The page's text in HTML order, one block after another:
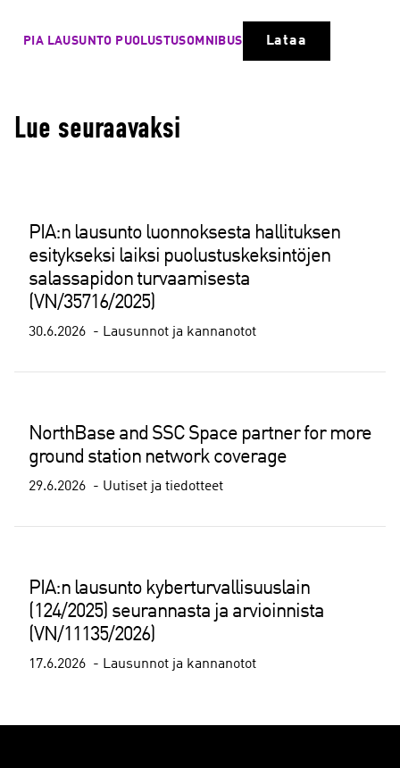
PIA LAUSUNTO PUOLUSTUSOMNIBUS Lataa
Lue seuraavaksi
PIA:n lausunto luonnoksesta hallituksen
esitykseksi laiksi puolustuskeksintöjen
salassapidon turvaamisesta
(VN/35716/2025)
30.6.2026 Lausunnot ja kannanotot
NorthBase and SSC Space partner for more
ground station network coverage
29.6.2026 Uutiset ja tiedotteet
PIA:n lausunto kyberturvallisuuslain
(124/2025) seurannasta ja arvioinnista
(VN/11135/2026)
17.6.2026 Lausunnot ja kannanotot